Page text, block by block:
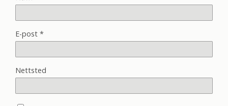
E-post *
Nettsted